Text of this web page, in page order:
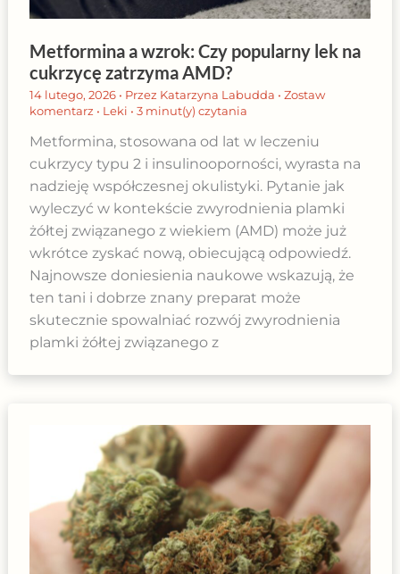
Metformina a wzrok: Czy popularny lek na
cukrzycę zatrzyma AMD?
14 lutego, 2026 • Przez Katarzyna Labudda • Zostaw
komentarz • Leki • 3 minut(y) czytania
Metformina, stosowana od lat w leczeniu
cukrzycy typu 2 i insulinooporności, wyrasta na
nadzieję współczesnej okulistyki. Pytanie jak
wyleczyć w kontekście zwyrodnienia plamki
żółtej związanego z wiekiem (AMD) może już
wkrótce zyskać nową, obiecującą odpowiedź.
Najnowsze doniesienia naukowe wskazują, że
ten tani i dobrze znany preparat może
skutecznie spowalniać rozwój zwyrodnienia
plamki żółtej związanego z